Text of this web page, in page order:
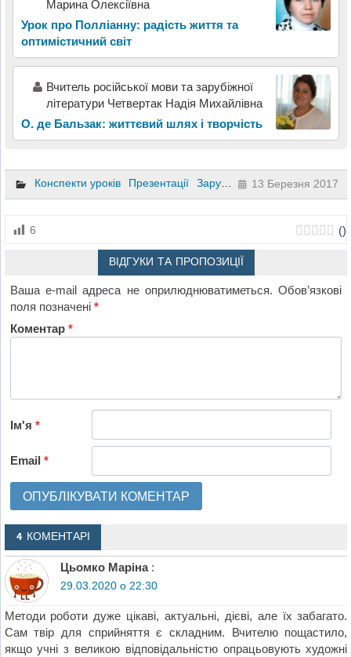
Марина Олексіївна
Урок про Полліанну: радість життя та
оптимістичний світ
Вчитель російської мови та зарубіжної
літератури Четвертак Надія Михайлівна
О. де Бальзак: життєвий шлях і творчість
Конспекти уроків Презентації Зарубіжна література 10
13 Березня 2017
6 ()
ВІДГУКИ ТА ПРОПОЗИЦІЇ
Ваша e-mail адреса не оприлюднюватиметься. Обов’язкові
поля позначені*
Коментар*
Ім'я*
Email*
4 КОМЕНТАРІ
Цьомко Маріна :
29.03.2020 о 22:30
Методи роботи дуже цікаві, актуальні, дієві, але їх забагато.
Сам твір для сприйняття є складним. Вчителю пощастило,
якщо учні з великою відповідальністю опрацьовують художні